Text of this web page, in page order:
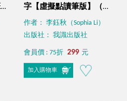
字【虛擬點讀筆版】（附
「Youtor App」內含VRP
虛擬點讀筆＋防水書套）
作者： 李鈺秋（Sophia Li）
出版社： 我識出版社
會員價 : 75折 299 元
加入購物車